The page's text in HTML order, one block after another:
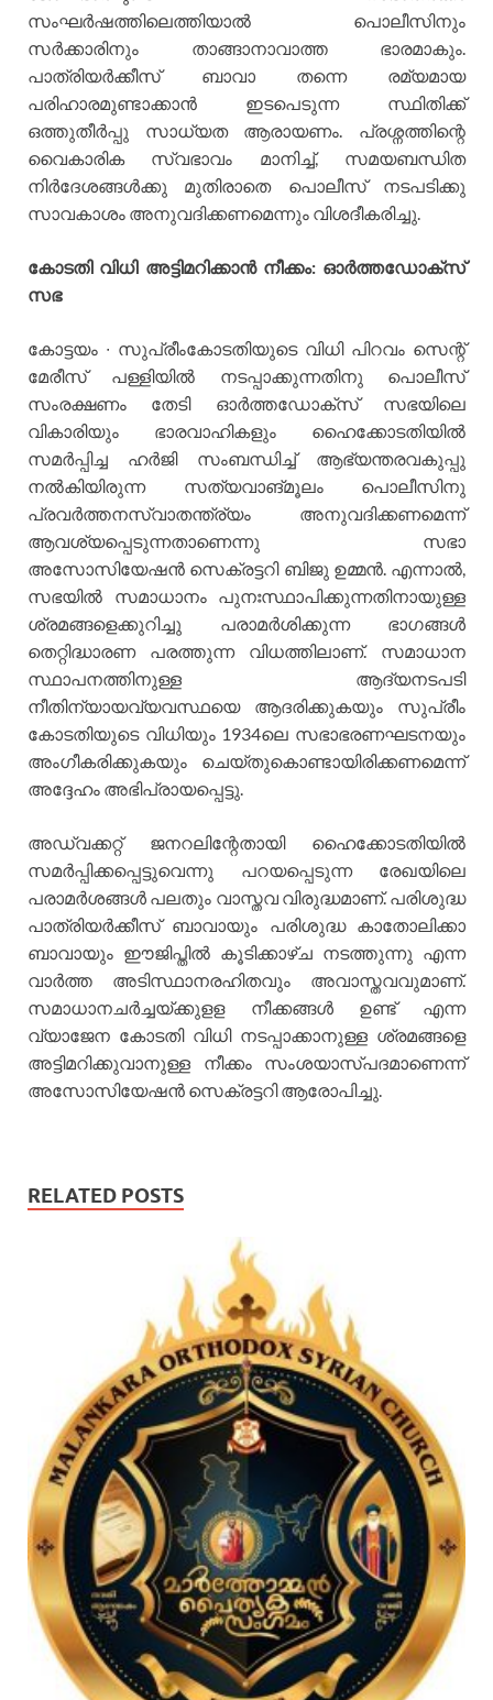
സംഘർഷത്തിലെത്തിയാൽ പൊലീസിനും
സർക്കാരിനും താങ്ങാനാവാത്ത ഭാരമാകും.
പാത്രിയർക്കീസ് ബാവാ തന്നെ രമ്യമായ
പരിഹാരമുണ്ടാക്കാൻ ഇടപെടുന്ന സ്ഥിതിക്ക്
ഒത്തുതീർപ്പു സാധ്യത ആരായണം. പ്രശ്നത്തിന്റെ
വൈകാരിക സ്വഭാവം മാനിച്ച്, സമയബന്ധിത
നിർദേശങ്ങൾക്കു മുതിരാതെ പൊലീസ് നടപടിക്കു
സാവകാശം അനുവദിക്കണമെന്നും വിശദീകരിച്ചു.
കോടതി വിധി അട്ടിമറിക്കാൻ നീക്കം: ഓർത്തഡോക്സ്
സഭ
കോട്ടയം ∙ സുപ്രീംകോടതിയുടെ വിധി പിറവം സെന്റ്
മേരീസ് പള്ളിയിൽ നടപ്പാക്കുന്നതിനു പൊലീസ്
സംരക്ഷണം തേടി ഓർത്തഡോക്സ് സഭയിലെ
വികാരിയും ഭാരവാഹികളും ഹൈക്കോടതിയിൽ
സമർപ്പിച്ച ഹർജി സംബന്ധിച്ച് ആഭ്യന്തരവകുപ്പു
നൽകിയിരുന്ന സത്യവാങ്മൂലം പൊലീസിനു
പ്രവർത്തനസ്വാതന്ത്ര്യം അനുവദിക്കണമെന്ന്
ആവശ്യപ്പെടുന്നതാണെന്നു സഭാ
അസോസിയേഷൻ സെക്രട്ടറി ബിജു ഉമ്മൻ. എന്നാൽ,
സഭയിൽ സമാധാനം പുനഃസ്ഥാപിക്കുന്നതിനായുള്ള
ശ്രമങ്ങളെക്കുറിച്ചു പരാമർശിക്കുന്ന ഭാഗങ്ങൾ
തെറ്റിദ്ധാരണ പരത്തുന്ന വിധത്തിലാണ്. സമാധാന
സ്ഥാപനത്തിനുള്ള ആദ്യനടപടി
നീതിന്യായവ്യവസ്ഥയെ ആദരിക്കുകയും സുപ്രീം
കോടതിയുടെ വിധിയും 1934ലെ സഭാഭരണഘടനയും
അംഗീകരിക്കുകയും ചെയ്തുകൊണ്ടായിരിക്കണമെന്ന്
അദ്ദേഹം അഭിപ്രായപ്പെട്ടു.
അഡ്വക്കറ്റ് ജനറലിന്റേതായി ഹൈക്കോടതിയിൽ
സമർപ്പിക്കപ്പെട്ടുവെന്നു പറയപ്പെടുന്ന രേഖയിലെ
പരാമർശങ്ങൾ പലതും വാസ്തവ വിരുദ്ധമാണ്. പരിശുദ്ധ
പാത്രിയർക്കീസ് ബാവായും പരിശുദ്ധ കാതോലിക്കാ
ബാവായും ഈജിപ്തിൽ കൂടിക്കാഴ്ച നടത്തുന്നു എന്ന
വാർത്ത അടിസ്ഥാനരഹിതവും അവാസ്തവവുമാണ്.
സമാധാനചർച്ചയ്ക്കുളള നീക്കങ്ങൾ ഉണ്ട് എന്ന
വ്യാജേന കോടതി വിധി നടപ്പാക്കാനുള്ള ശ്രമങ്ങളെ
അട്ടിമറിക്കുവാനുള്ള നീക്കം സംശയാസ്പദമാണെന്ന്
അസോസിയേഷൻ സെക്രട്ടറി ആരോപിച്ചു.
RELATED POSTS